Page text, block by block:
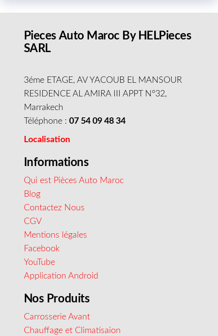
Pieces Auto Maroc By HELPieces
SARL
3éme ETAGE, AV YACOUB EL MANSOUR
RESIDENCE AL AMIRA III APPT N°32,
Marrakech
Téléphone : 07 54 09 48 34
Localisation
Informations
Qui est Pièces Auto Maroc
Blog
Contactez Nous
CGV
Mentions légales
Facebook
YouTube
Application Android
Nos Produits
Carrosserie Avant
Chauffage et Climatisaion